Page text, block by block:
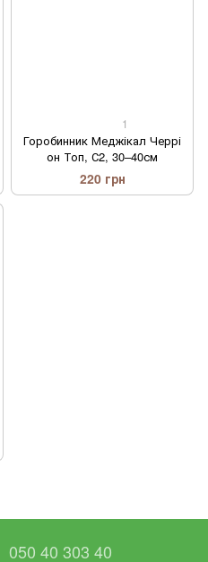
1
Горобинник Меджікал Черрі
он Топ, С2, 30–40см
220 грн
050 40 303 40